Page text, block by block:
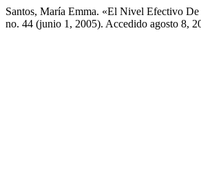
Santos, María Emma. «El Nivel Efectivo
no. 44 (junio 1, 2005). Accedido agosto 8,